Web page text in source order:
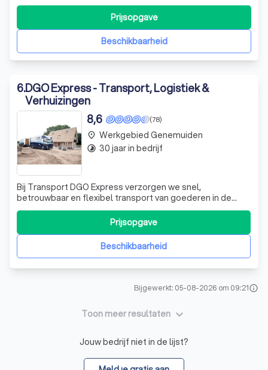
Beschikbaarheid
Prijsopgave
6.DGO Express - Transport, Logistiek &
Verhuizingen
(78)
8,6
Bij Transport DGO Express verzorgen we snel,
betrouwbaar en flexibel transport van goederen in de
hele Benelux. Wij nemen het volledige logistieke proces
voor onze rekening, inclusief op- en overslag. Ontdek hoe
wij uw logistieke uitdagingen kunnen oplossen en vraag
vandaag nog een gratis offerte aa
Beschikbaarheid
Prijsopgave
place Werkgebied Genemuiden
timelapse 30 jaar in bedrijf
Bijgewerkt: 05-08-2026 om 09:21info
Toon meer resultaten keyboard_arrow_down
Jouw bedrijf niet in de lijst?